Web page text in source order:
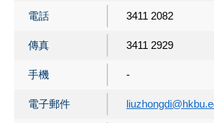
電話 3411 2082
傳真 3411 2929
手機 -
電子郵件